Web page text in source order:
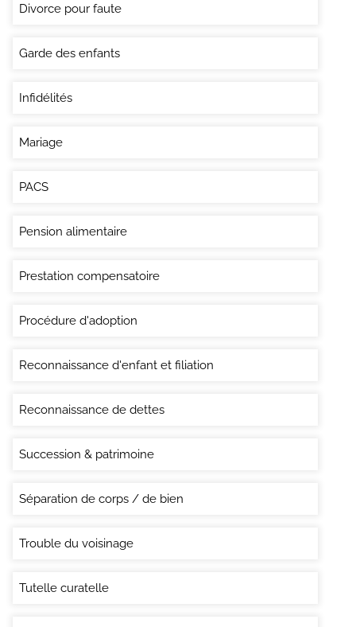
Divorce pour faute
Garde des enfants
Infidélités
Mariage
PACS
Pension alimentaire
Prestation compensatoire
Procédure d'adoption
Reconnaissance d'enfant et filiation
Reconnaissance de dettes
Succession & patrimoine
Séparation de corps / de bien
Trouble du voisinage
Tutelle curatelle